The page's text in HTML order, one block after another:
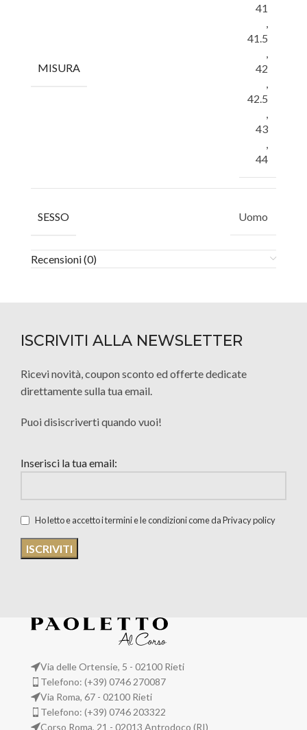
MISURA
41
,
41.5
,
42
,
42.5
,
43
,
44
SESSO Uomo
Recensioni (0)
ISCRIVITI ALLA NEWSLETTER
Ricevi novità, coupon sconto ed offerte dedicate
direttamente sulla tua email.
Puoi disiscriverti quando vuoi!
Inserisci la tua email:
Ho letto e accetto i termini e le condizioni come da Privacy policy
Via delle Ortensie, 5 - 02100 Rieti
Telefono: (+39) 0746 270087
Via Roma, 67 - 02100 Rieti
Telefono: (+39) 0746 203322
Corso Roma, 21 - 02013 Antrodoco (RI)